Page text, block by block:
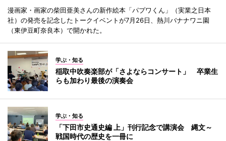
漫画家・画家の柴田亜美さんの新作絵本「パプワくん」（実業之日本
社）の発売を記念したトークイベントが7月26日、熱川バナナワニ園
（東伊豆町奈良本）で開かれた。
学ぶ・知る
稲取中吹奏楽部が「さよならコンサート」 卒業生
らも加わり最後の演奏会
学ぶ・知る
「下田市史通史編 上」刊行記念で講演会 縄文～
戦国時代の歴史を一冊に